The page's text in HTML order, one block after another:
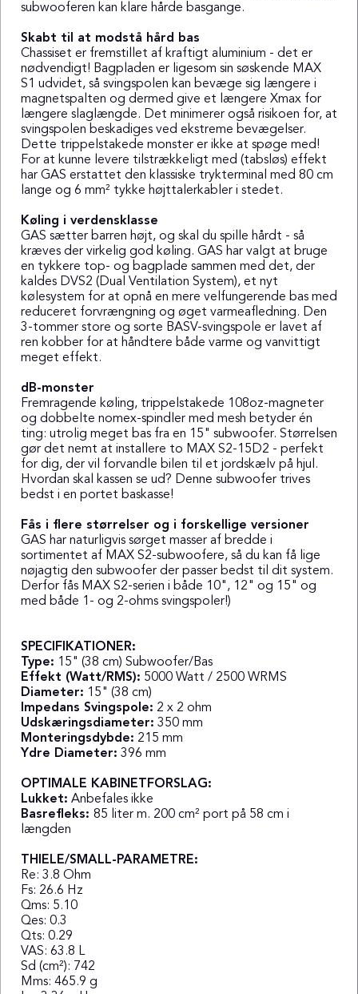
subwooferen kan klare hårde basgange.
Skabt til at modstå hård bas
Chassiset er fremstillet af kraftigt aluminium - det er
nødvendigt! Bagpladen er ligesom sin søskende MAX
S1 udvidet, så svingspolen kan bevæge sig længere i
magnetspalten og dermed give et længere Xmax for
længere slaglængde. Det minimerer også risikoen for, at
svingspolen beskadiges ved ekstreme bevægelser.
Dette trippelstakede monster er ikke at spøge med!
For at kunne levere tilstrækkeligt med (tabsløs) effekt
har GAS erstattet den klassiske trykterminal med 80 cm
lange og 6 mm² tykke højttalerkabler i stedet.
Køling i verdensklasse
GAS sætter barren højt, og skal du spille hårdt - så
kræves der virkelig god køling. GAS har valgt at bruge
en tykkere top- og bagplade sammen med det, der
kaldes DVS2 (Dual Ventilation System), et nyt
kølesystem for at opnå en mere velfungerende bas med
reduceret forvrængning og øget varmeafledning. Den
3-tommer store og sorte BASV-svingspole er lavet af
ren kobber for at håndtere både varme og vanvittigt
meget effekt.
dB-monster
Fremragende køling, trippelstakede 108oz-magneter
og dobbelte nomex-spindler med mesh betyder én
ting: utrolig meget bas fra en 15" subwoofer. Størrelsen
gør det nemt at installere to MAX S2-15D2 - perfekt
for dig, der vil forvandle bilen til et jordskælv på hjul.
Hvordan skal kassen se ud? Denne subwoofer trives
bedst i en portet baskasse!
Fås i flere størrelser og i forskellige versioner
GAS har naturligvis sørget masser af bredde i
sortimentet af MAX S2-subwoofere, så du kan få lige
nøjagtig den subwoofer der passer bedst til dit system.
Derfor fås MAX S2-serien i både 10", 12" og 15" og
med både 1- og 2-ohms svingspoler!)
SPECIFIKATIONER:
Type: 15" (38 cm) Subwoofer/Bas
Effekt (Watt/RMS): 5000 Watt / 2500 WRMS
Diameter: 15" (38 cm)
Impedans Svingspole: 2 x 2 ohm
Udskæringsdiameter: 350 mm
Monteringsdybde: 215 mm
Ydre Diameter: 396 mm
OPTIMALE KABINETFORSLAG:
Lukket: Anbefales ikke
Basrefleks: 85 liter m. 200 cm² port på 58 cm i
længden
THIELE/SMALL-PARAMETRE:
Re: 3.8 Ohm
Fs: 26.6 Hz
Qms: 5.10
Qes: 0.3
Qts: 0.29
VAS: 63.8 L
Sd (cm²): 742
Mms: 465.9 g